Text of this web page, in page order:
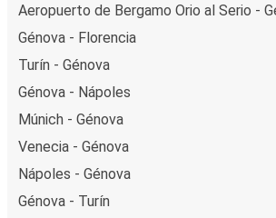
Aeropuerto de Bergamo Orio al Serio -
Génova - Florencia
Turín - Génova
Génova - Nápoles
Múnich - Génova
Venecia - Génova
Nápoles - Génova
Génova - Turín